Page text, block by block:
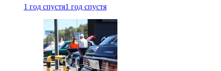
1 год спустя1 год спустя